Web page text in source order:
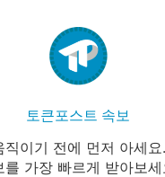
암호화폐 블록체인 테크
토큰포스트 속보
직이기 전에 먼저 아세
를 가장 빠르게 받아보세